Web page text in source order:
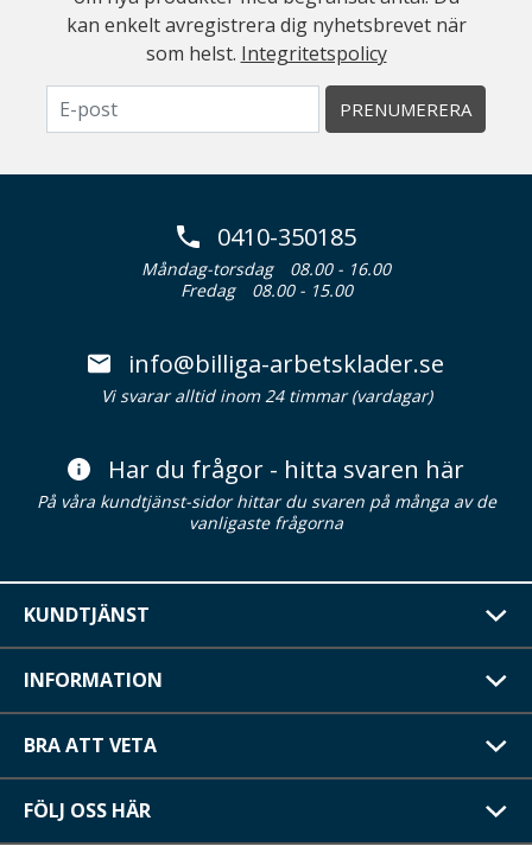
kan enkelt avregistrera dig nyhetsbrevet när
som helst. Integritetspolicy
PRENUMERERA
0410-350185
Måndag-torsdag
08.00 - 16.00
Fredag
08.00 - 15.00
info@billiga-arbetsklader.se
Vi svarar alltid inom 24 timmar (vardagar)
Har du frågor - hitta svaren här
På våra kundtjänst-sidor hittar du svaren på många av de
vanligaste frågorna
KUNDTJÄNST
INFORMATION
BRA ATT VETA
FÖLJ OSS HÄR